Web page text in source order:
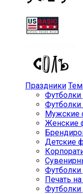
Праздники
Футболки
Мужские
Женские
Детские
Футболки
Печать
Футболки